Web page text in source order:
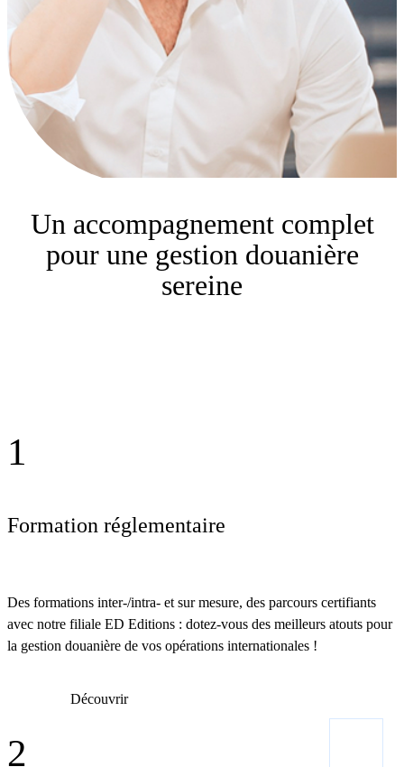
Un accompagnement complet
pour une gestion douanière
sereine
1
Formation réglementaire
Des formations inter-/intra- et sur mesure, des parcours certifiants
avec notre filiale ED Editions : dotez-vous des meilleurs atouts pour
la gestion douanière de vos opérations internationales !
Découvrir
2